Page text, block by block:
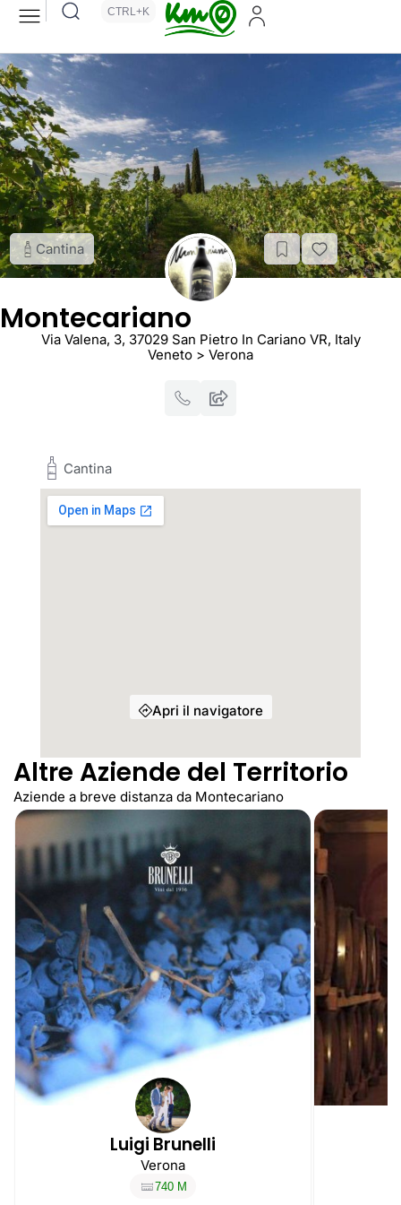
CTRL+K
Cantina
Montecariano
Via Valena, 3, 37029 San Pietro In Cariano VR, Italy
Veneto > Verona
Cantina
Apri il navigatore
Altre Aziende del Territorio
Aziende a breve distanza da Montecariano
Luigi Brunelli
Verona
740 M